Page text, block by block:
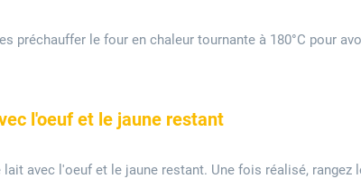
préchauffer le four en chaleur tournante à 180°C pour
l'oeuf et le jaune restant
avec l'oeuf et le jaune restant. Une fois réalisé, rangez